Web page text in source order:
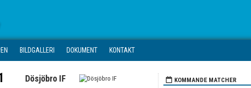
BILDGALLERI DOKUMENT KONTAKT
Dösjöbro IF KOMMANDE MATCHER